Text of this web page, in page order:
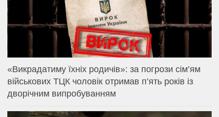
«Викрадатиму їхніх родичів»: за погрози сім’ям
військових ТЦК чоловік отримав п’ять років із
дворічним випробуванням